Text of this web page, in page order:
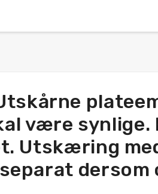
være
Utskæring
dersom